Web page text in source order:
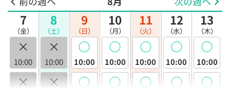
7
（金）
×
10:00
×
8
（土）
×
10:00
×
9
（日）
◯
10:00
◯
10
（月）
◯
10:00
◯
11
（火）
◯
10:00
◯
12
（水）
◯
10:00
◯
13
（木）
◯
10:00
◯